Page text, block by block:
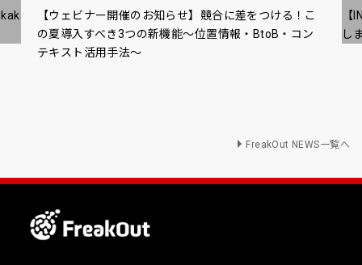
【ウェビナー開催のお知らせ】競合に差をつける！こ
の夏導入すべき3つの新機能～位置情報・BtoB・コン
テキスト活用手法～
【
し
FreakOut NEWS一覧へ